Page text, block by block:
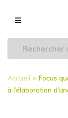
principal
Navigation
principale
Fil
Accueil
Focus
à l’élaboration